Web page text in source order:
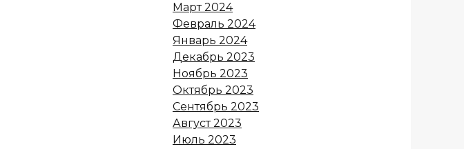
Март 2024
Февраль 2024
Январь 2024
Декабрь 2023
Ноябрь 2023
Октябрь 2023
Сентябрь 2023
Август 2023
Июль 2023